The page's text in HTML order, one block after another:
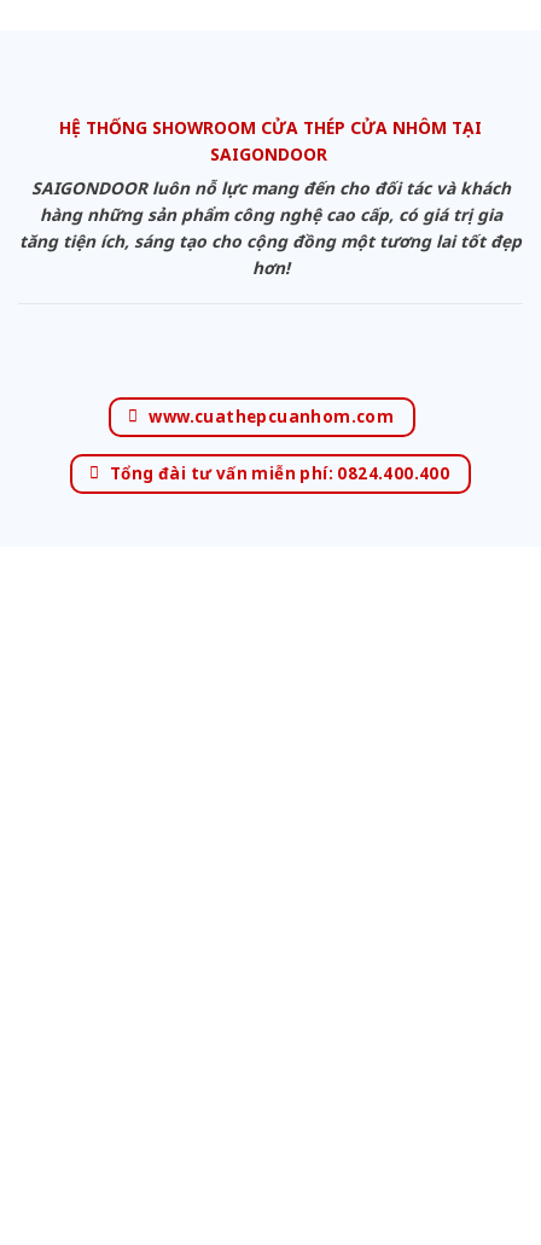
HỆ THỐNG SHOWROOM CỬA THÉP CỬA NHÔM TẠI
SAIGONDOOR
SAIGONDOOR luôn nỗ lực mang đến cho đối tác và khách
hàng những sản phẩm công nghệ cao cấp, có giá trị gia
tăng tiện ích, sáng tạo cho cộng đồng một tương lai tốt đẹp
hơn!
www.cuathepcuanhom.com
Tổng đài tư vấn miễn phí: 0824.400.400